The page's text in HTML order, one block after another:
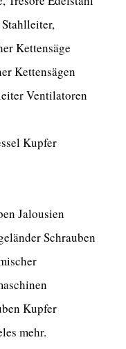
Kettensäge
Kettensägen
Ventilatoren
Kupfer
Jalousien
Schrauben
Kupfer
mehr.